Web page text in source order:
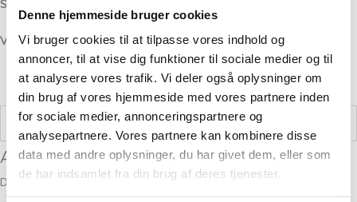
Denne hjemmeside bruger cookies
Vi bruger cookies til at tilpasse vores indhold og
annoncer, til at vise dig funktioner til sociale medier og til
at analysere vores trafik. Vi deler også oplysninger om
din brug af vores hjemmeside med vores partnere inden
for sociale medier, annonceringspartnere og
analysepartnere. Vores partnere kan kombinere disse
data med andre oplysninger, du har givet dem, eller som
de har indsamlet fra din brug af deres tjenester.
Strikkefasthed/Gauge:
Vask: Håndvask med lunken vand og uldvaskemiddel.
Vægt 0,05 kg
Anmeldelser
Der er endnu ikke nogle anmeldelser.